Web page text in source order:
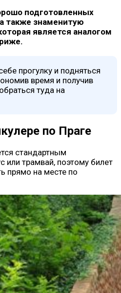
подготовленных
также знаменитую
является аналогом
прогулку и подняться
время и получив
туда на
по Праге
стандартным
или трамвай, поэтому билет
прямо на месте по